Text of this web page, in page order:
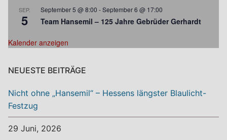
SEP.
5
September 5 @ 8:00 -September 6 @ 17:00
Team Hansemil – 125 Jahre Gebrüder Gerhardt
Kalender anzeigen
NEUESTE BEITRÄGE
Nicht ohne „Hansemil“ – Hessens längster Blaulicht-
Festzug
29 Juni, 2026